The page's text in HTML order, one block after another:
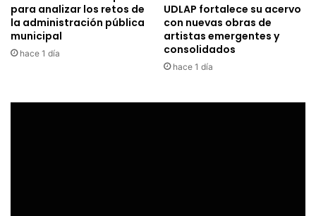
para analizar los retos de
la administración pública
municipal
hace 1 día
UDLAP fortalece su acervo
con nuevas obras de
artistas emergentes y
consolidados
hace 1 día